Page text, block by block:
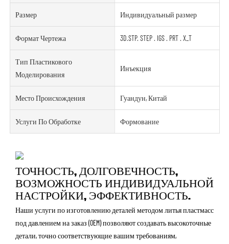
Размер Индивидуальный размер
Формат Чертежа 3D.STP. STEP . IGS . PRT . X_T
Тип Пластикового
Моделирования
Инъекция
Место Происхождения Гуандун, Китай
Услуги По Обработке Формование
ТОЧНОСТЬ, ДОЛГОВЕЧНОСТЬ,
ВОЗМОЖНОСТЬ ИНДИВИДУАЛЬНОЙ
НАСТРОЙКИ, ЭФФЕКТИВНОСТЬ.
Наши услуги по изготовлению деталей методом литья пластмасс
под давлением на заказ (OEM) позволяют создавать высокоточные
детали, точно соответствующие вашим требованиям,